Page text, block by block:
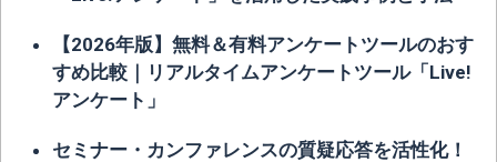
【2026年版】無料＆有料アンケートツールのおす
すめ比較｜リアルタイムアンケートツール「Live!
アンケート」
セミナー・カンファレンスの質疑応答を活性化！